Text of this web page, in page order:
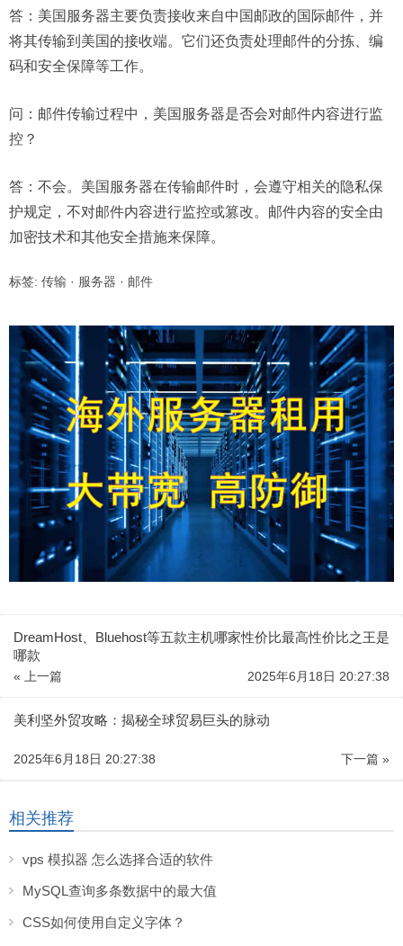
答：美国服务器主要负责接收来自中国邮政的国际邮件，并
将其传输到美国的接收端。它们还负责处理邮件的分拣、编
码和安全保障等工作。
问： 邮件传输过程中，美国服务器是否会对邮件内容进行监
控？
答：不会。美国服务器在传输邮件时，会遵守相关的隐私保
护规定，不对邮件内容进行监控或篡改。邮件内容的安全由
加密技术和其他安全措施来保障。
标签: 传输 · 服务器 · 邮件
DreamHost、Bluehost等五款主机哪家性价比最高性价比之王是
哪款
« 上一篇 2025年6月18日 20:27:38
美利坚外贸攻略：揭秘全球贸易巨头的脉动
下一篇 »
2025年6月18日 20:27:38
相关推荐
vps 模拟器 怎么选择合适的软件
MySQL查询多条数据中的最大值
CSS如何使用自定义字体？